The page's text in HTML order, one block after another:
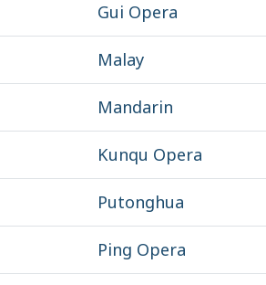
Gui Opera
Malay
Mandarin
Kunqu Opera
Putonghua
Ping Opera